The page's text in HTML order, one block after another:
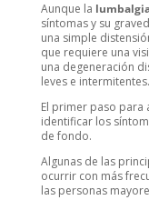
Aunque la
síntomas y su
una simple
que requiere una
una degeneración
leves e intermitentes.
El primer paso para
identificar los
de fondo.
Algunas de las
ocurrir con más
las personas